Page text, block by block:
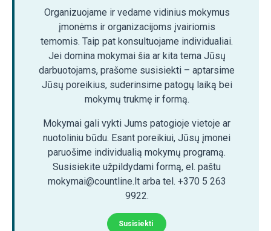
Organizuojame ir vedame vidinius mokymus
įmonėms ir organizacijoms įvairiomis
temomis. Taip pat konsultuojame individualiai.
Jei domina mokymai šia ar kita tema Jūsų
darbuotojams, prašome susisiekti – aptarsime
Jūsų poreikius, suderinsime patogų laiką bei
mokymų trukmę ir formą.
Mokymai gali vykti Jums patogioje vietoje ar
nuotoliniu būdu. Esant poreikiui, Jūsų įmonei
paruošime individualią mokymų programą.
Susisiekite užpildydami formą, el. paštu
mokymai@countline.lt arba tel. +370 5 263
9922.
Susisiekti